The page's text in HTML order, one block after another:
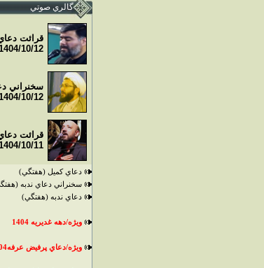
گالري صوتي
قرائت
10/12
سخنراني
10/12
قرائت
10/11
دعاي کميل (هفتگي)
سخنراني دعاي ندبه
دعاي ندبه (هفتگي)
ويژه/دهه غديريه 1404
ويژه/دعاي پرفيض عرفه1404